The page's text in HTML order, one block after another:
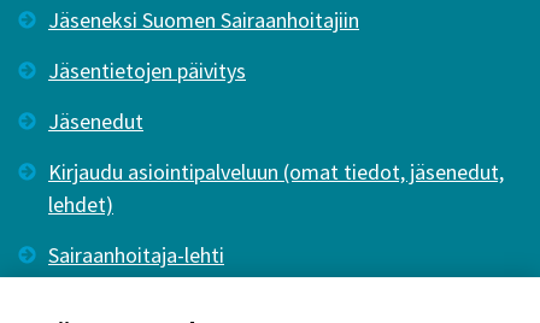
Jäseneksi Suomen Sairaanhoitajiin
Jäsentietojen päivitys
Jäsenedut
Kirjaudu asiointipalveluun (omat tiedot, jäsenedut,
lehdet)
Sairaanhoitaja-lehti